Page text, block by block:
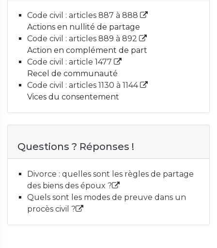
Code civil : articles 887 à 888
Actions en nullité de partage
Code civil : articles 889 à 892
Action en complément de part
Code civil : article 1477
Recel de communauté
Code civil : articles 1130 à 1144
Vices du consentement
Questions ? Réponses !
Divorce : quelles sont les règles de partage
des biens des époux ?
Quels sont les modes de preuve dans un
procès civil ?